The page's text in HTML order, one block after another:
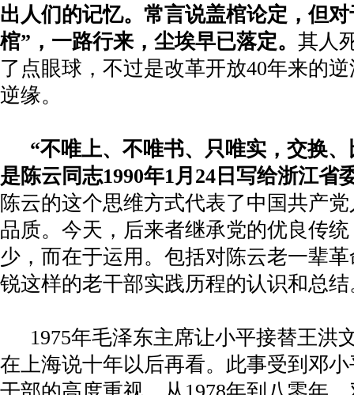
出人们的记忆。常言说盖棺论定，但
棺”，一路行来，尘埃早已落定。 其人
了点眼球，不过是改革开放40年来的
逆缘。
“不唯上、不唯书、只唯实，交换
是陈云同志1990年1月 24 日写给浙江省
陈云的这个思维方式代表了中国共产
品质。今天，后来者继承党的优良传
少，而在于运用。包括对陈云老一辈
锐这样的老干部实践历程的认识和总结
1975年毛泽东主席让小平接替王洪
在上海说十年以后再看。此事受到邓